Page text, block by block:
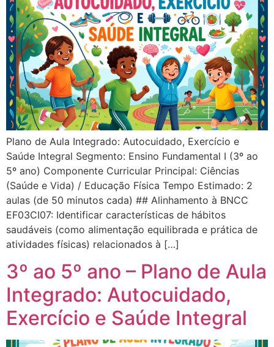
Plano de Aula Integrado: Autocuidado, Exercício e
Saúde Integral Segmento: Ensino Fundamental I (3º ao
5º ano) Componente Curricular Principal: Ciências
(Saúde e Vida) / Educação Física Tempo Estimado: 2
aulas (de 50 minutos cada) ## Alinhamento à BNCC
EF03CI07: Identificar características de hábitos
saudáveis (como alimentação equilibrada e prática de
atividades físicas) relacionados à […]
3º ao 5º ano – Plano de Aula
Integrado: Autocuidado,
Exercício e Saúde Integral